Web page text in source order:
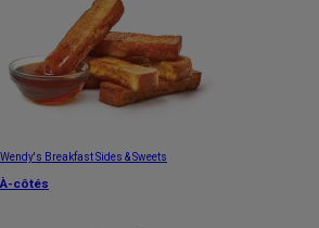
Wendy's Breakfast Sides & Sweets
À-côtés